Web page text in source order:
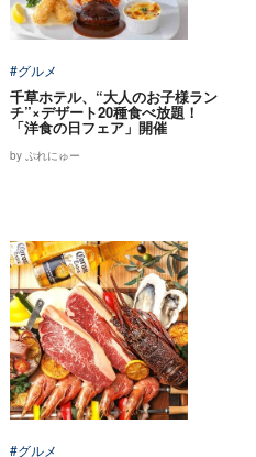
#グルメ
千草ホテル、“大人のお子様ラン
チ”×デザート20種食べ放題！
「洋食の日フェア」開催
by ぷれにゅー
#グルメ